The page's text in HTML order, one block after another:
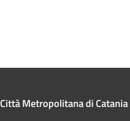
Città Metropolitana di Catania